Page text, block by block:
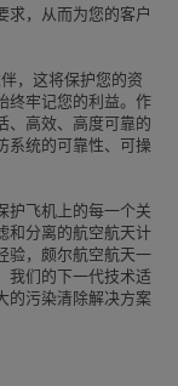
求，从而为您的客户
，这将保护您的资
终牢记您的利益。作
、高效、高度可靠的
系统的可靠性、可操
护飞机上的每一个关
和分离的航空航天计
验，颇尔航空航天一
我们的下一代技术适
的污染清除解决方案